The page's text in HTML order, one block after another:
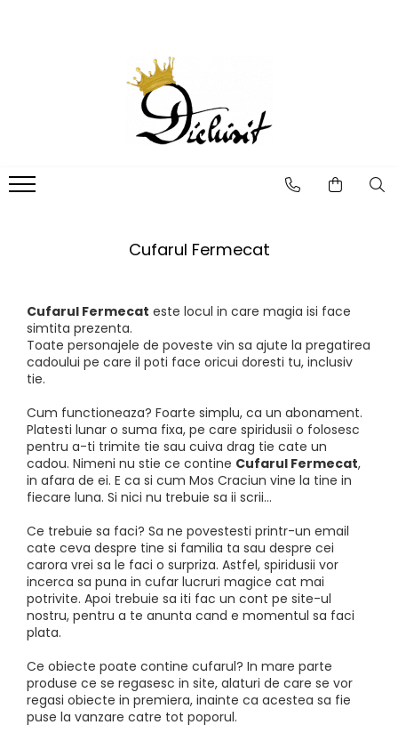
Sosete
Cadouri barbati
Seturi cadou
Incaltaminte Copii
Terapie Senzoriala
Produse adulti
Sosete
Imbracaminte
Produse pentru casa
Accesorii
Prosoape bucatarie
Cufarul Fermecat
Cufarul Fermecat este locul in care magia isi face
simtita prezenta.
Toate personajele de poveste vin sa ajute la pregatirea
cadoului pe care il poti face oricui doresti tu, inclusiv
tie.
Cum functioneaza? Foarte simplu, ca un abonament.
Platesti lunar o suma fixa, pe care spiridusii o folosesc
pentru a-ti trimite tie sau cuiva drag tie cate un
cadou. Nimeni nu stie ce contine Cufarul Fermecat,
in afara de ei. E ca si cum Mos Craciun vine la tine in
fiecare luna. Si nici nu trebuie sa ii scrii...
Ce trebuie sa faci? Sa ne povestesti printr-un email
cate ceva despre tine si familia ta sau despre cei
carora vrei sa le faci o surpriza. Astfel, spiridusii vor
incerca sa puna in cufar lucruri magice cat mai
potrivite. Apoi trebuie sa iti fac un cont pe site-ul
nostru, pentru a te anunta cand e momentul sa faci
plata.
Ce obiecte poate contine cufarul? In mare parte
produse ce se regasesc in site, alaturi de care se vor
regasi obiecte in premiera, inainte ca acestea sa fie
puse la vanzare catre tot poporul.